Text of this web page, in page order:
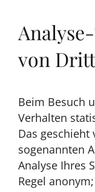
von
Beim Besuch
Verhalten
Das
sogenannten
Analyse Ihres
Regel